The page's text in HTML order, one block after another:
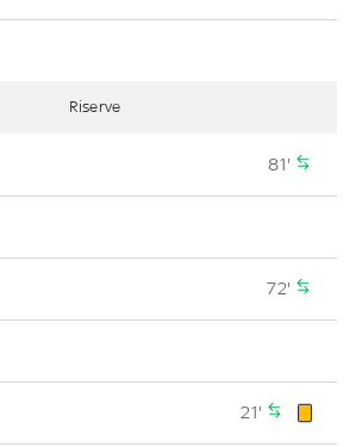
Riserve
81'
72'
21'